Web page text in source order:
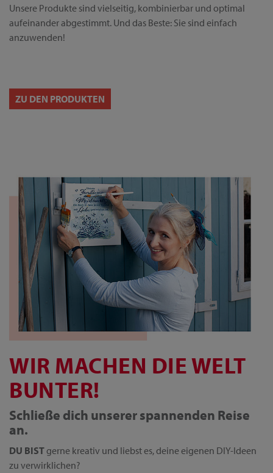
Unsere Produkte sind vielseitig, kombinierbar und optimal
aufeinander abgestimmt. Und das Beste: Sie sind einfach
anzuwenden!
ZU DEN PRODUKTEN
WIR MACHEN DIE WELT
BUNTER!
Schließe dich unserer spannenden Reise
an.
DU BISTgerne kreativ und liebst es, deine eigenen DIY-Ideen
zu verwirklichen?